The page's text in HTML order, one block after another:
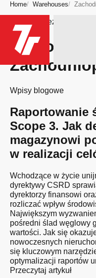
Home Warehouses
Bądź na bieżąco
Region:
Wpisy blogowe
Raportowanie
Scope 3. Jak
magazynowi
w realizacji
Wchodzące w życie
dyrektywy CSRD
dyrektorzy finansowi
rozliczać wpływ
Największym
pośredni ślad węglowy
wartości. Jak się
nowoczesnych
się kluczowym
optymalizacji raportów
Przeczytaj artykuł